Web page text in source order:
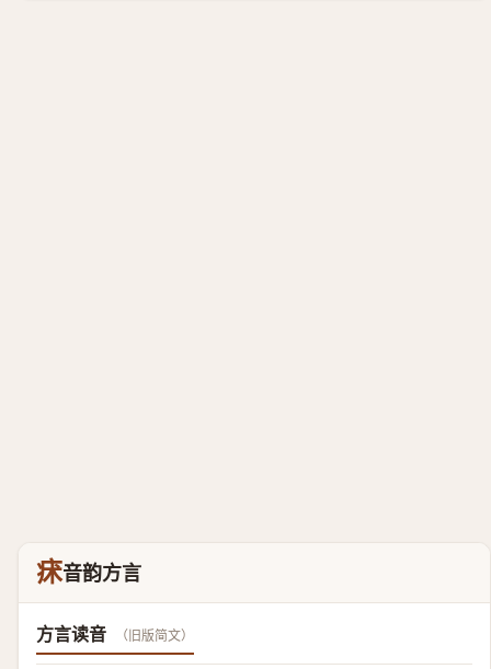
㾁音韵方言
方言读音 （旧版简文）